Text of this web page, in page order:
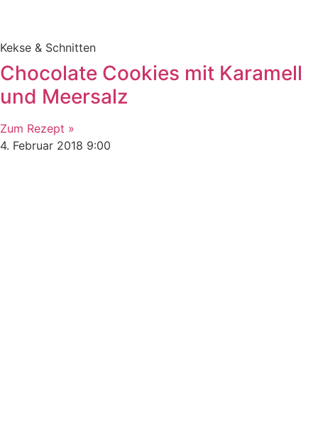
Kekse & Schnitten
Chocolate Cookies mit Karamell
und Meersalz
Zum Rezept »
4. Februar 2018 9:00